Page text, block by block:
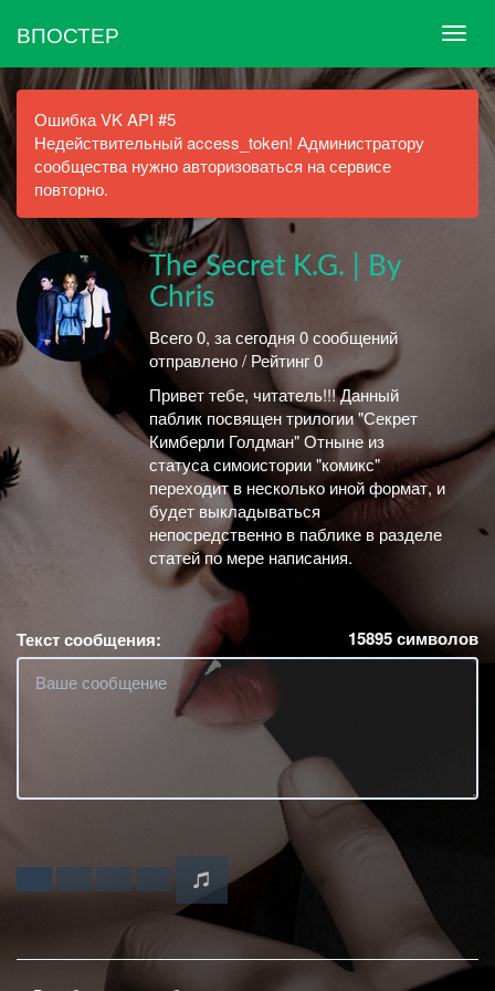
ВПОСТЕР
Ошибка VK API #5
Недействительный access_token! Администратору
сообщества нужно авторизоваться на сервисе
повторно.
The Secret K.G. | By
Chris
Всего 0, за сегодня 0 сообщений
отправлено / Рейтинг 0
Привет тебе, читатель!!! Данный
паблик посвящен трилогии "Секрет
Кимберли Голдман" Отныне из
статуса симоистории "комикс"
переходит в несколько иной формат, и
будет выкладываться
непосредственно в паблике в разделе
статей по мере написания.
Текст сообщения: 15895символов